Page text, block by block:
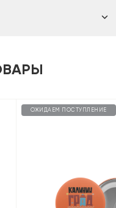
ОЖИДАЕМ ПОСТУПЛЕНИЕ